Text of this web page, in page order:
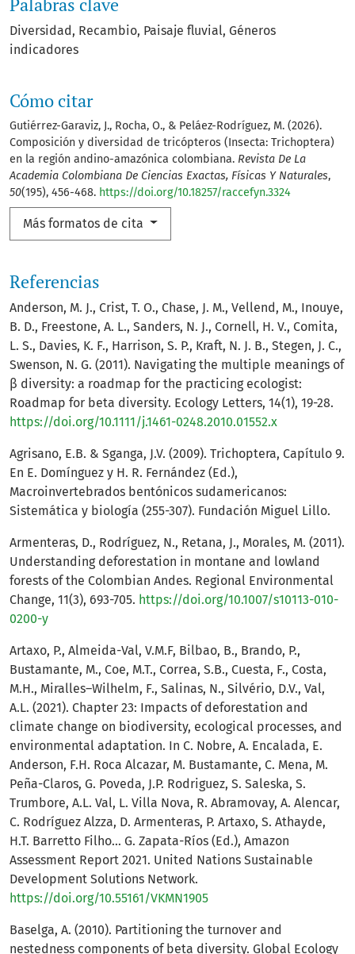
Diversidad Recambio Paisaje fluvial Géneros
indicadores
Cómo citar
Gutiérrez-Garaviz, J., Rocha, O., & Peláez-Rodríguez, M. (2026).
Composición y diversidad de tricópteros (Insecta: Trichoptera)
en la región andino-amazónica colombiana. Revista De La
Academia Colombiana De Ciencias Exactas, Físicas Y Naturales,
50(195), 456-468. https://doi.org/10.18257/raccefyn.3324
Más formatos de cita
Referencias
Anderson, M. J., Crist, T. O., Chase, J. M., Vellend, M., Inouye,
B. D., Freestone, A. L., Sanders, N. J., Cornell, H. V., Comita,
L. S., Davies, K. F., Harrison, S. P., Kraft, N. J. B., Stegen, J. C.,
Swenson, N. G. (2011). Navigating the multiple meanings of
β diversity: a roadmap for the practicing ecologist:
Roadmap for beta diversity. Ecology Letters, 14(1), 19-28.
https://doi.org/10.1111/j.1461-0248.2010.01552.x
Agrisano, E.B. & Sganga, J.V. (2009). Trichoptera, Capítulo 9.
En E. Domínguez y H. R. Fernández (Ed.),
Macroinvertebrados bentónicos sudamericanos:
Sistemática y biología (255-307). Fundación Miguel Lillo.
Armenteras, D., Rodríguez, N., Retana, J., Morales, M. (2011).
Understanding deforestation in montane and lowland
forests of the Colombian Andes. Regional Environmental
Change, 11(3), 693-705. https://doi.org/10.1007/s10113-010-
0200-y
Artaxo, P., Almeida-Val, V.M.F, Bilbao, B., Brando, P.,
Bustamante, M., Coe, M.T., Correa, S.B., Cuesta, F., Costa,
M.H., Miralles–Wilhelm, F., Salinas, N., Silvério, D.V., Val,
A.L. (2021). Chapter 23: Impacts of deforestation and
climate change on biodiversity, ecological processes, and
environmental adaptation. In C. Nobre, A. Encalada, E.
Anderson, F.H. Roca Alcazar, M. Bustamante, C. Mena, M.
Peña-Claros, G. Poveda, J.P. Rodriguez, S. Saleska, S.
Trumbore, A.L. Val, L. Villa Nova, R. Abramovay, A. Alencar,
C. Rodríguez Alzza, D. Armenteras, P. Artaxo, S. Athayde,
H.T. Barretto Filho… G. Zapata-Ríos (Ed.), Amazon
Assessment Report 2021. United Nations Sustainable
Development Solutions Network.
https://doi.org/10.55161/VKMN1905
Baselga, A. (2010). Partitioning the turnover and
nestedness components of beta diversity. Global Ecology